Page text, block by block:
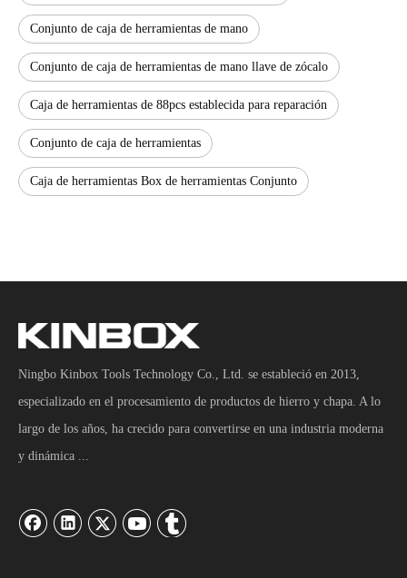
Conjunto de caja de herramientas de mano
Conjunto de caja de herramientas de mano llave de zócalo
Caja de herramientas de 88pcs establecida para reparación
Conjunto de caja de herramientas
Caja de herramientas Box de herramientas Conjunto
Ningbo Kinbox Tools Technology Co., Ltd. se estableció en 2013,
especializado en el procesamiento de productos de hierro y chapa. A lo
largo de los años, ha crecido para convertirse en una industria moderna
y dinámica ...